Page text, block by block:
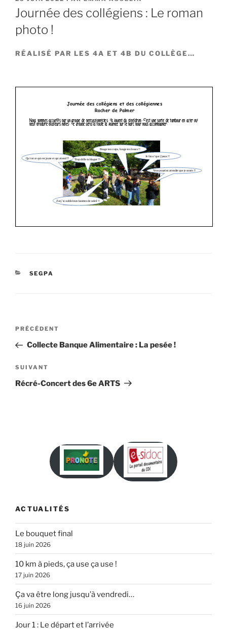
LE
Journée des collégiens : Le roman
photo !
RÉALISÉ PAR LES 4A ET 4B DU COLLÈGE…
CATÉGORIES
SEGPA
Navigation
l’article
Article
précédent
PRÉCÉDENT
Collecte Banque Alimentaire : La pesée !
Article
suivant
SUIVANT
Récré-Concert des 6e ARTS
ACTUALITÉS
Le bouquet final
18 juin 2026
10 km à pieds, ça use ça use !
17 juin 2026
Ça va être long jusqu’à vendredi…
16 juin 2026
Jour 1 : Le départ et l’arrivée